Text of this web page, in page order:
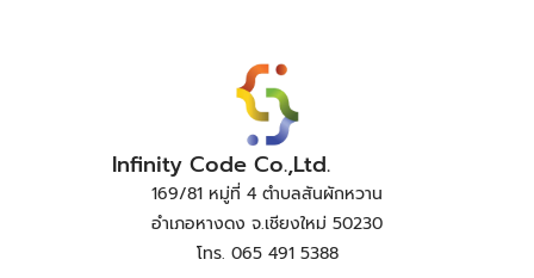
Infinity Code Co.,Ltd.
169/81 หมู่ที่ 4 ตำบลสันผักหวาน
อำเภอหางดง จ.เชียงใหม่ 50230
โทร. 065 491 5388